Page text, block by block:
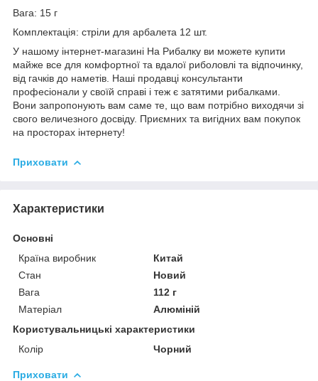
Вага: 15 г
Комплектація: стріли для арбалета 12 шт.
У нашому інтернет-магазині На Рибалку ви можете купити
майже все для комфортної та вдалої риболовлі та відпочинку,
від гачків до наметів. Наші продавці консультанти
професіонали у своїй справі і теж є затятими рибалками.
Вони запропонують вам саме те, що вам потрібно виходячи зі
свого величезного досвіду. Приємних та вигідних вам покупок
на просторах інтернету!
Приховати
Характеристики
Основні
Країна виробник
Китай
Стан
Новий
Вага
112 г
Матеріал
Алюміній
Користувальницькі характеристики
Колір
Чорний
Приховати